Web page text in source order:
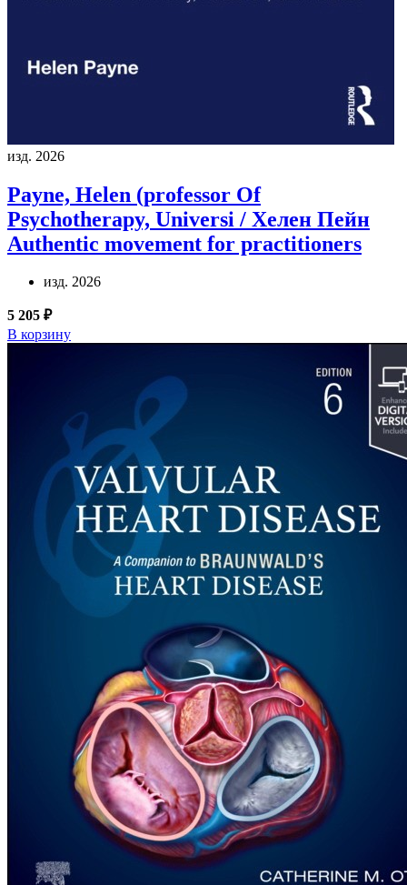
изд. 2026
Payne, Helen (professor Of
Psychotherapy, Universi / Хелен Пейн
Authentic movement for practitioners
изд. 2026
5 205 ₽
В корзину